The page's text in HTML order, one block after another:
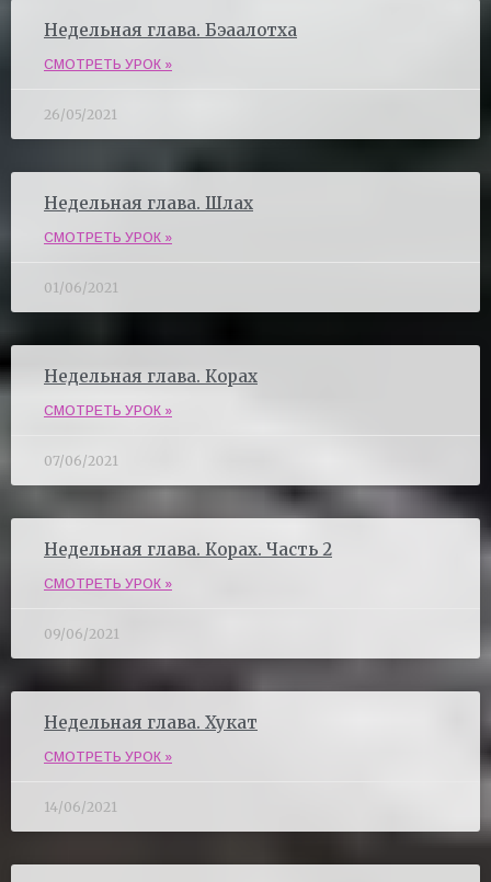
Недельная глава. Бэаалотха
СМОТРЕТЬ УРОК »
26/05/2021
Недельная глава. Шлах
СМОТРЕТЬ УРОК »
01/06/2021
Недельная глава. Корах
СМОТРЕТЬ УРОК »
07/06/2021
Недельная глава. Корах. Часть 2
СМОТРЕТЬ УРОК »
09/06/2021
Недельная глава. Хукат
СМОТРЕТЬ УРОК »
14/06/2021